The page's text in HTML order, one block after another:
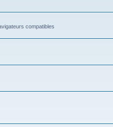
compatibles